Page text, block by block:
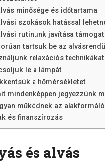
minősége és időtartama
szokások hatással
rutinunk javítása
tartsuk be az
relaxációs technikákat
le a lámpát
a hőmérsékletet
mindenképpen jegyezzünk
működnek az
és finanszírozás
és alvás